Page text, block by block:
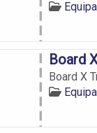
Board
Board X